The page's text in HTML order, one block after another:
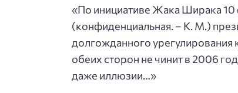
«По инициативе Жака Ширака 10
(конфиденциальная. – К. М.)
долгожданного урегулирования
обеих сторон не чинит в 2006
даже иллюзии…»